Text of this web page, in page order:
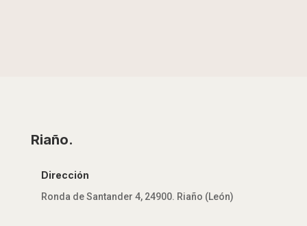
Riaño.
Dirección
Ronda de Santander 4, 24900. Riaño (León)